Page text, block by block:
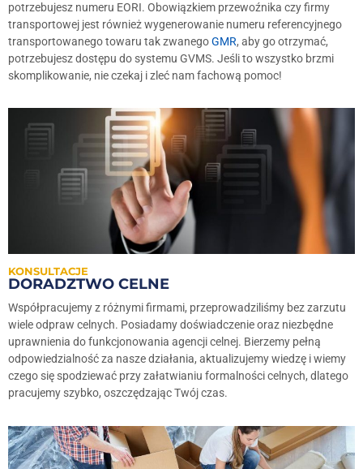
potrzebujesz numeru EORI. Obowiązkiem przewoźnika czy firmy
transportowej jest również wygenerowanie numeru referencyjnego
transportowanego towaru tak zwanegoGMR, aby go otrzymać,
potrzebujesz dostępu do systemu GVMS. Jeśli to wszystko brzmi
skomplikowanie, nie czekaj i zleć nam fachową pomoc!
KONSULTACJE
DORADZTWO CELNE
Współpracujemy z różnymi firmami, przeprowadziliśmy bez zarzutu
wiele odpraw celnych. Posiadamy doświadczenie oraz niezbędne
uprawnienia do funkcjonowania agencji celnej. Bierzemy pełną
odpowiedzialność za nasze działania, aktualizujemy wiedzę i wiemy
czego się spodziewać przy załatwianiu formalności celnych, dlatego
pracujemy szybko, oszczędzając Twój czas.